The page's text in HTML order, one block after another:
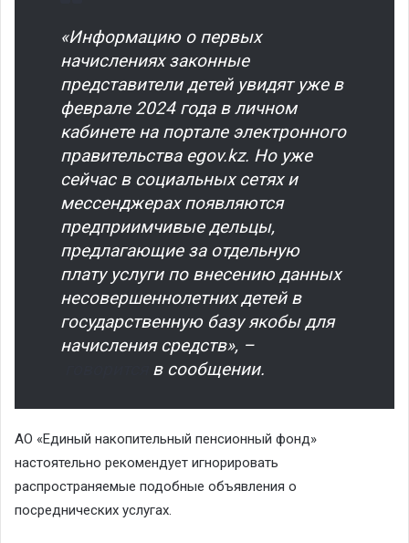
«Информацию о первых
начислениях законные
представители детей увидят уже в
феврале 2024 года в личном
кабинете на портале электронного
правительства egov.kz. Но уже
сейчас в социальных сетях и
мессенджерах появляются
предприимчивые дельцы,
предлагающие за отдельную
плату услуги по внесению данных
несовершеннолетних детей в
государственную базу якобы для
начисления средств», –
в сообщении.
АО «Единый накопительный пенсионный фонд»
настоятельно рекомендует игнорировать
распространяемые подобные объявления о
посреднических услугах.